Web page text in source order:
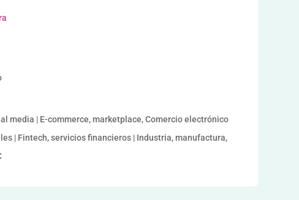
media | E-commerce, marketplace, Comercio electrónico
| Fintech, servicios financieros | Industria, manufactura,